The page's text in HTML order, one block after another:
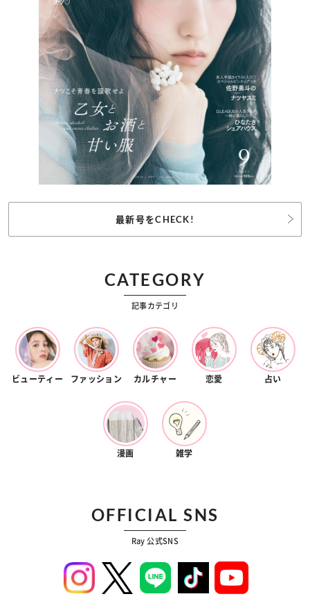
最新号をCHECK!
CATEGORY
記事カテゴリ
ビューティー ファッション カルチャー 恋愛 占い
漫画 雑学
OFFICIAL SNS
Ray 公式SNS